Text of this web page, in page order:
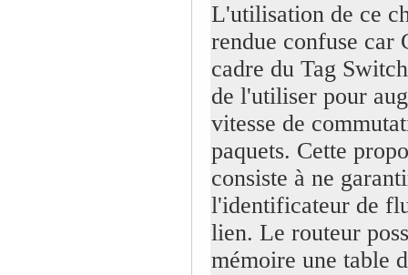
L'utilisation de ce
rendue confuse car
cadre du Tag
de l'utiliser pour
vitesse de
paquets. Cette
consiste à ne
l'identificateur de
lien. Le routeur
mémoire une table